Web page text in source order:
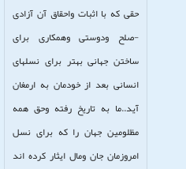
حقی که با اثبات واحقاق آن آزادی
-صلح ودوستی وهمکاری برای
ساختن جهانی بهتر برای نسلهای
انسانی بعد از خودمان به ارمغان
آید..ما به تاریخ رفته وحق همه
مظلومین جهان را که برای نسل
امروزمان جان ومال ایثار کرده اند